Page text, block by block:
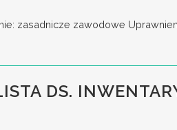
zasadnicze zawodowe
DS.